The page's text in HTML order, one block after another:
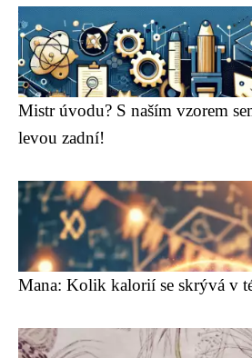
Mistr úvodu? S naším vzorem
levou zadní!
Mana: Kolik kalorií se skrývá v